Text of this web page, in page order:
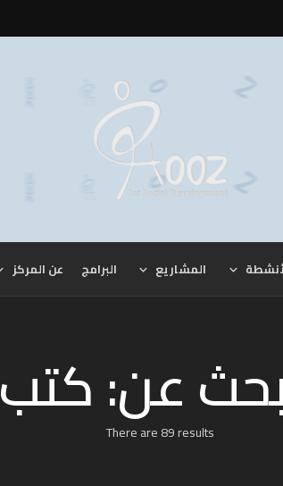
المشاريع البرامج عن المركز
عن: كتب
There are 89 results